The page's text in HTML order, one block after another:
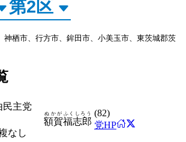
神栖市、行方市、鉾田市、小美玉市、東茨城郡茨
民主党
なし
額賀
ぬかが
福志郎
ふくしろう (82)
党HP